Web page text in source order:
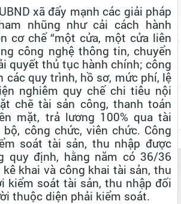
xã đẩy mạnh các giải pháp
nhũng như cải cách hành
cơ chế “một cửa, một cửa liên
công nghệ thông tin, chuyển
quyết thủ tục hành chính; công
các quy trình, hồ sơ, mức phí, lệ
nghiêm quy chế chi tiêu nội
chẽ tài sản công, thanh toán
mặt, trả lương 100% qua tài
công chức, viên chức. Công
soát tài sản, thu nhập được
quy định, hằng năm có 36/36
khai và công khai tài sản, thu
kiểm soát tài sản, thu nhập đối
thuộc diện phải kiểm soát.